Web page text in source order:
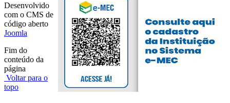
Desenvolvido
com o CMS de
código aberto
Joomla
Fim do
conteúdo da
página
Voltar para o
topo